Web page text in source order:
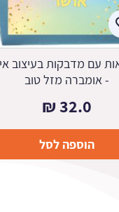
עם מדבקות בעיצוב
- אומברה מזל טוב
32.0
₪
הוספה לסל